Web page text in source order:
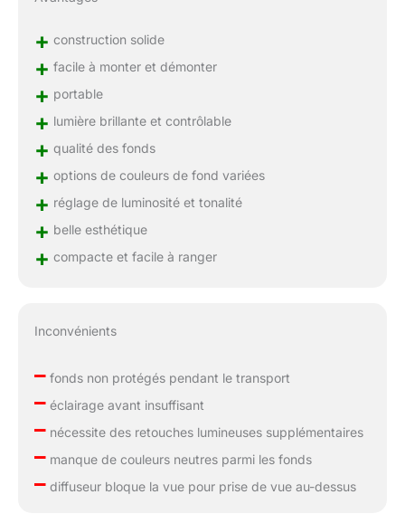
+ construction solide
+ facile à monter et démonter
+ portable
+ lumière brillante et contrôlable
+ qualité des fonds
+ options de couleurs de fond variées
+ réglage de luminosité et tonalité
+ belle esthétique
+ compacte et facile à ranger
Inconvénients
–fonds non protégés pendant le transport
–éclairage avant insuffisant
–nécessite des retouches lumineuses supplémentaires
–manque de couleurs neutres parmi les fonds
–diffuseur bloque la vue pour prise de vue au-dessus